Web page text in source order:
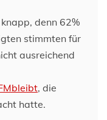
denn 62%
stimmten für
ausreichend
, die
hatte.